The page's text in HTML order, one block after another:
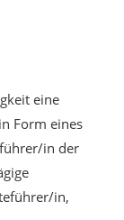
eine
Form eines
in der
in,